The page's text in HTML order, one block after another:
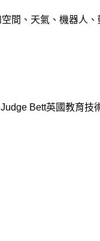
間、天氣、機器人、
Bett英國教育技